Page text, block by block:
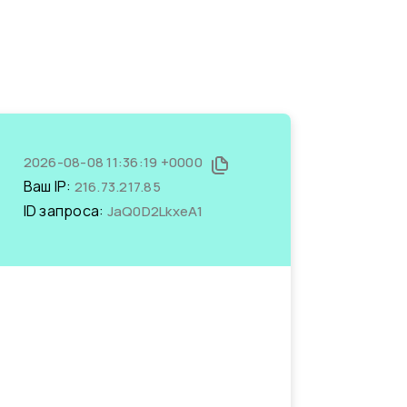
2026-08-08 11:36:19 +0000
Ваш IP: 216.73.217.85
ID запроса: JaQ0D2LkxeA1